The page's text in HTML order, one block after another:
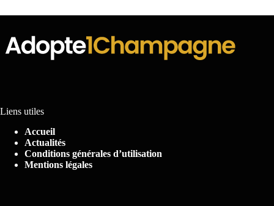
Liens utiles
Accueil
Actualités
Conditions générales d’utilisation
Mentions légales